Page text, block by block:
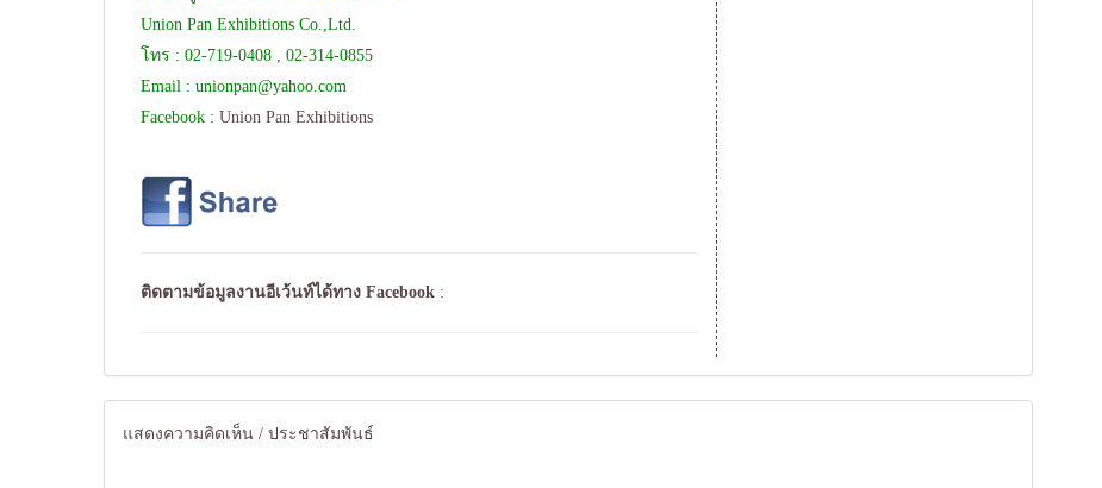
Union Pan Exhibitions Co.,Ltd.
โทร : 02-719-0408 , 02-314-0855
Email : unionpan@yahoo.com
Facebook : Union Pan Exhibitions
ติดตามข้อมูลงานอีเว้นท์ได้ทาง Facebook :
แสดงความคิดเห็น / ประชาสัมพันธ์